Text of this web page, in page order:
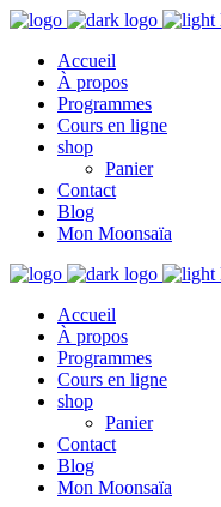
Accueil
À propos
Programmes
Cours en ligne
shop
Panier
Contact
Blog
Mon Moonsaïa
Accueil
À propos
Programmes
Cours en ligne
shop
Panier
Contact
Blog
Mon Moonsaïa